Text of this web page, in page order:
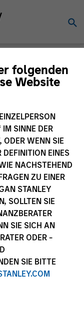
folgenden
Website
IM SINNE DER
WENN SIE
DEFINITION EINES
NACHSTEHEND
ZU EINER
STANLEY
SOLLTEN SIE
SIE SICH AN
ODER -
SIE BITTE